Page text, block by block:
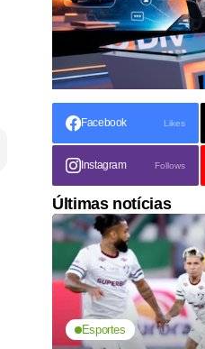
Facebook Likes
Instagram Follows
Últimas notícias
Esportes